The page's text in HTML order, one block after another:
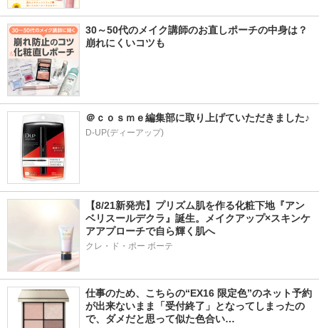
30～50代のメイク講師のお直しポーチの中身は？
崩れにくいコツも
＠ｃｏｓｍｅ編集部に取り上げていただきました♪
D-UP(ディーアップ)
【8/21新発売】プリズム肌を作る化粧下地『アン
ベリスールデクラ』誕生。メイクアップ×スキンケ
アアプローチで自ら輝く肌へ
クレ・ド・ポー ボーテ
仕事のため、こちらの“EX16 限定色”のネット予約
が出来ないまま「受付終了」となってしまったの
で、ダメだと思って似た色合い…